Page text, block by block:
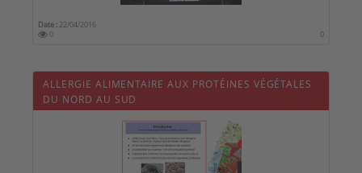
Date : 22/04/2016
0
0
ALLERGIE ALIMENTAIRE AUX PROTÉINES VÉGÉTALES
DU NORD AU SUD